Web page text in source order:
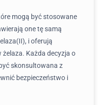
mogą być stosowane
one tę samą
i oferują
Każda decyzja o
skonsultowana z
bezpieczeństwo i